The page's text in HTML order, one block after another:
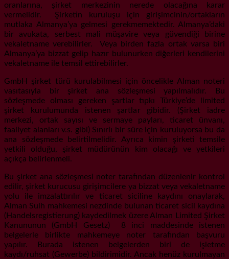
oranlarına, şirket merkezinin nerede olacağına karar
vermelidir. Şirketin kuruluşu için girişimcinin/ortakların
mutlaka Almanya’ya gelmesi gerekmemektedir. Almanya’daki
bir avukata, serbest mali müşavire veya güvendiği birine
vekaletname verebilirler. Veya birden fazla ortak varsa biri
Almanya’ya bizzat gelip hazır bulunurken diğerleri kendilerini
vekaletname ile temsil ettirebilirler.
GmbH şirket türü kurulabilmesi için öncelikle Alman noteri
vasıtasıyla bir şirket ana sözleşmesi yapılmalıdır. Bu
sözleşmede olması gereken şartlar tıpkı Türkiye’de limited
şirket kurulumunda istenen şartlar gibidir. (Şirket iadre
merkezi, ortak sayısı ve sermaye payları, ticaret ünvanı,
faaliyet alanları v.s. gibi) Sınırlı bir süre için kuruluyorsa bu da
ana sözleşmede belirtilmelidir. Ayrıca kimin şirketi temsile
yetkili olduğu, şirket müdürünün kim olacağı ve yetkileri
açıkça belirlenmeli.
Bu şirket ana sözleşmesi noter tarafından düzenlenir kontrol
edilir, şirket kurucusu girişimcilere ya bizzat veya vekaletname
yolu ile imzalattırılır ve ticaret siciline kaydını onaylarak,
Alman Sulh mahkemesi nezdinde bulunan ticaret sicil kaydına
(Handelsregistierung) kaydedilmek üzere Alman Limited Şirket
Kanununun (GmbH Gesetz) 8 inci maddesinde istenen
belgelerle birlikte mahkemeye noter tarafından başvuru
yapılır. Burada istenen belgelerden biri de işletme
kaydı/ruhsat (Gewerbe) bildirimidir. Ancak henüz kurulmayan